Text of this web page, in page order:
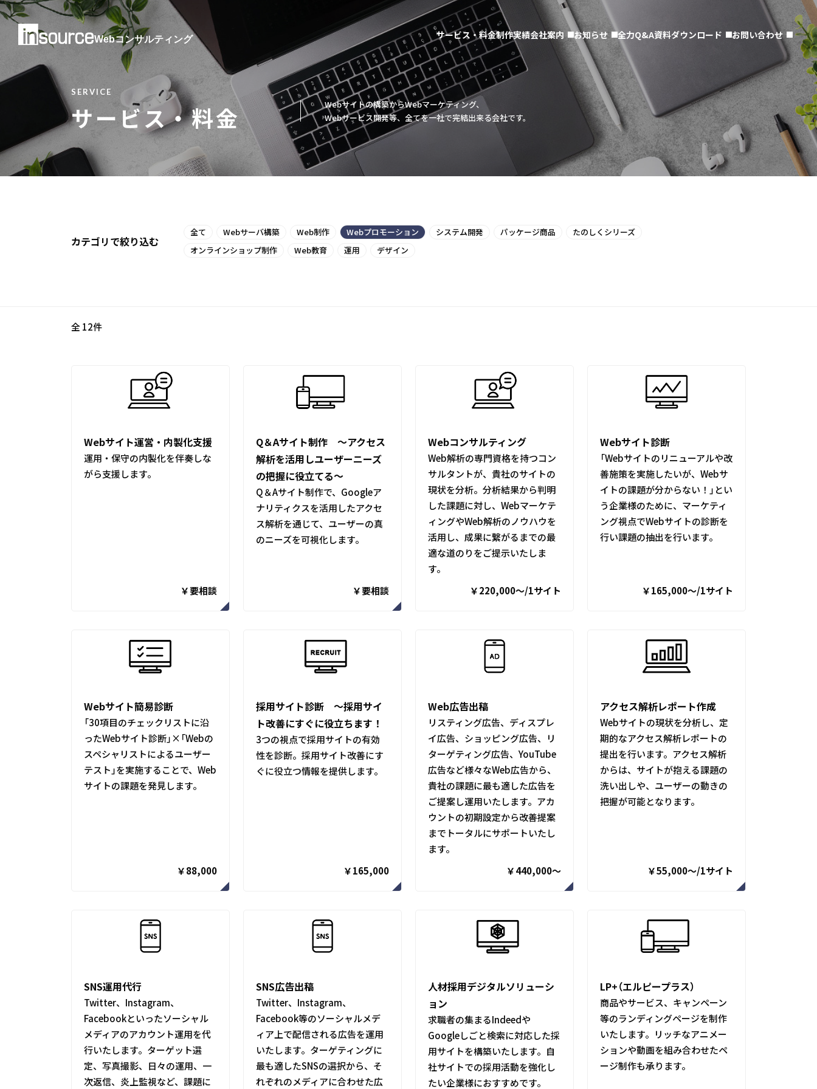
Webコンサルティング サービス・料金制作実績会社案内 お知らせ 全力Q&A資料ダウンロード お問い合わせ
SERVICE
サービス・料金
Webサイトの構築からWebマーケティング、
Webサービス開発等、全てを一社で完結出来る会社です。
カテゴリで絞り込む
全て Webサーバ構築 Web制作 Webプロモーション システム開発 パッケージ商品
たのしくシリーズ
オンラインショップ制作
Web教育 運用 デザイン
全 12件
Webサイト運営・内製化支援
運用・保守の内製化を伴奏しな
がら支援します。
￥要相談
Q＆Aサイト制作 ～アクセス
解析を活用しユーザーニーズ
の把握に役立てる～
Q＆Aサイト制作で、Googleア
ナリティクスを活用したアクセ
ス解析を通じて、ユーザーの真
のニーズを可視化します。
￥要相談
Webコンサルティング
Web解析の専門資格を持つコン
サルタントが、貴社のサイトの
現状を分析。分析結果から判明
した課題に対し、Webマーケテ
ィングやWeb解析のノウハウを
活用し、成果に繋がるまでの最
適な道のりをご提示いたしま
す。
￥220,000〜/1サイト
Webサイト診断
「Webサイトのリニューアルや改
善施策を実施したいが、Webサ
イトの課題が分からない！」とい
う企業様のために、マーケティ
ング視点でWebサイトの診断を
行い課題の抽出を行います。
￥165,000〜/1サイト
Webサイト簡易診断
「30項目のチェックリストに沿
ったWebサイト診断」×「Webの
スペシャリストによるユーザー
テスト」を実施することで、Web
サイトの課題を発見します。
￥88,000
採用サイト診断 ～採用サイ
ト改善にすぐに役立ちます！
3つの視点で採用サイトの有効
性を診断。採用サイト改善にす
ぐに役立つ情報を提供します。
￥165,000
Web広告出稿
リスティング広告、ディスプレ
イ広告、ショッピング広告、リ
ターゲティング広告、YouTube
広告など様々なWeb広告から、
貴社の課題に最も適した広告を
ご提案し運用いたします。アカ
ウントの初期設定から改善提案
までトータルにサポートいたし
ます。
￥440,000～
アクセス解析レポート作成
Webサイトの現状を分析し、定
期的なアクセス解析レポートの
提出を行います。アクセス解析
からは、サイトが抱える課題の
洗い出しや、ユーザーの動きの
把握が可能となります。
￥55,000〜/1サイト
SNS運用代行
Twitter、Instagram、
Facebookといったソーシャル
メディアのアカウント運用を代
行いたします。ターゲット選
定、写真撮影、日々の運用、一
次返信、炎上監視など、課題に
SNS広告出稿
Twitter、Instagram、
Facebook等のソーシャルメデ
ィア上で配信される広告を運用
いたします。ターゲティングに
最も適したSNSの選択から、そ
れぞれのメディアに合わせた広
人材採用デジタルソリューシ
ョン
求職者の集まるIndeedや
Googleしごと検索に対応した採
用サイトを構築いたします。自
社サイトでの採用活動を強化し
たい企業様におすすめです。
LP+（エルピープラス）
商品やサービス、キャンペーン
等のランディングページを制作
いたします。リッチなアニメー
ションや動画を組み合わせたペ
ージ制作も承ります。